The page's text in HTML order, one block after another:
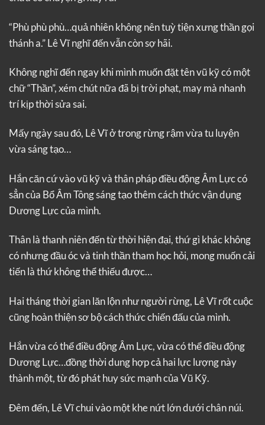
“Phù phù phù…quả nhiên không nên tuỳ tiện xưng thần gọi
thánh a.” Lê Vĩ nghĩ đến vẫn còn sợ hãi.
Không nghĩ đến ngay khi mình muốn đặt tên vũ kỹ có một
chữ “Thần”, xém chút nữa đã bị trời phạt, may mà nhanh
trí kịp thời sửa sai.
Mấy ngày sau đó, Lê Vĩ ở trong rừng rậm vừa tu luyện
vừa sáng tạo…
Hắn căn cứ vào vũ kỹ và thân pháp điều động Âm Lực có
sẳn của Bổ Âm Tông sáng tạo thêm cách thức vận dụng
Dương Lực của mình.
Thân là thanh niên đến từ thời hiện đại, thứ gì khác không
có nhưng đầu óc và tinh thần tham học hỏi, mong muốn cải
tiến là thứ không thể thiếu được…
Hai tháng thời gian lăn lộn như người rừng, Lê Vĩ rốt cuộc
cũng hoàn thiện sơ bộ cách thức chiến đấu của mình.
Hắn vừa có thể điều động Âm Lực, vừa có thể điều động
Dương Lực…đồng thời dung hợp cả hai lực lượng này
thành một, từ đó phát huy sức mạnh của Vũ Kỹ.
Đêm đến, Lê Vĩ chui vào một khe nứt lớn dưới chân núi.